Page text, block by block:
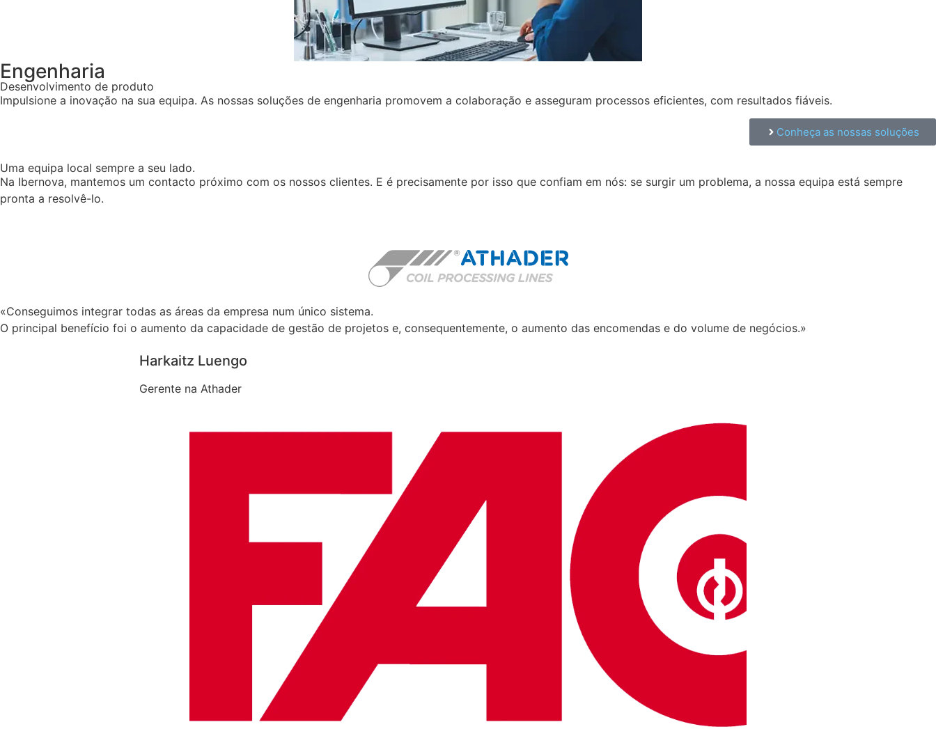
Engenharia
Desenvolvimento de produto
Impulsione a inovação na sua equipa. As nossas soluções de engenharia promovem a colaboração e asseguram processos eficientes, com resultados fiáveis.
Conheça as nossas soluções
Uma equipa local sempre a seu lado.
Na Ibernova, mantemos um contacto próximo com os nossos clientes. E é precisamente por isso que confiam em nós: se surgir um problema, a nossa equipa está sempre
pronta a resolvê-lo.
«Conseguimos integrar todas as áreas da empresa num único sistema.
O principal benefício foi o aumento da capacidade de gestão de projetos e, consequentemente, o aumento das encomendas e do volume de negócios.»
Harkaitz Luengo
Gerente na Athader